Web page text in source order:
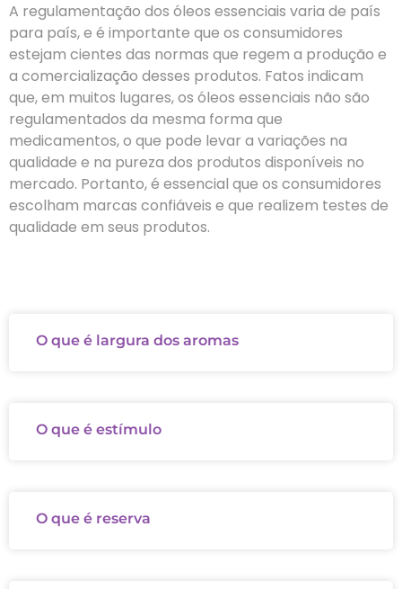
A regulamentação dos óleos essenciais varia de país
para país, e é importante que os consumidores
estejam cientes das normas que regem a produção e
a comercialização desses produtos. Fatos indicam
que, em muitos lugares, os óleos essenciais não são
regulamentados da mesma forma que
medicamentos, o que pode levar a variações na
qualidade e na pureza dos produtos disponíveis no
mercado. Portanto, é essencial que os consumidores
escolham marcas confiáveis e que realizem testes de
qualidade em seus produtos.
O que é largura dos aromas
O que é estímulo
O que é reserva